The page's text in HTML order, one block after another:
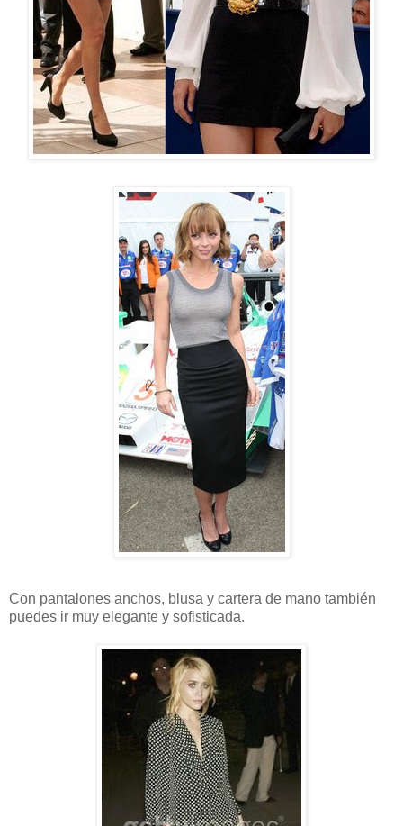
Con pantalones anchos, blusa y cartera de mano también
puedes ir muy elegante y sofisticada.